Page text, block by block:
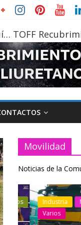
TOFF
Movilidad
Noticias de la
Industria
Varios